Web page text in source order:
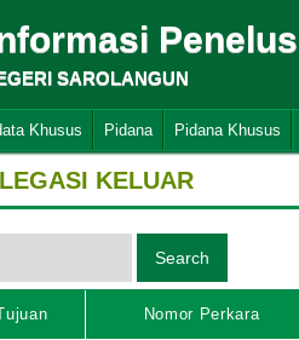
SAROLANGUN
Khusus Pidana Pidana Khusus
KELUAR
Nomor Perkara